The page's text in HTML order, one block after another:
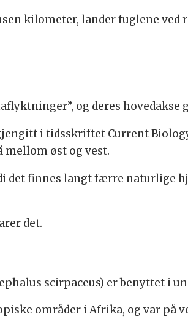
kilometer, lander fuglene
og deres hovedakse
i tidsskriftet Current
øst og vest.
det finnes langt færre naturlige
det.
scirpaceus) er benyttet i
områder i Afrika, og var på